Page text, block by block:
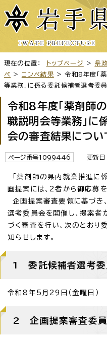
現在の位置： トップページ > 県
ペ
> コンペ結果 > 令和8年度「
等業務」に係る委託候補者選考委
令和8年度「薬剤師
職説明会等業務」に
会の審査結果につい
ページ番号1099446 更新日
「薬剤師の県内就業推進に
画提案には、2者から御応募を
企画提案審査要領に基づき
選考委員会を開催し、提案者
づく審査を行い、次のとおり
知らせします。
1 委託候補者選考委
令和8年5月29日（金曜日）
2 企画提案審査委